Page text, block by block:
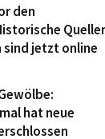
den
jetzt online
hat neue